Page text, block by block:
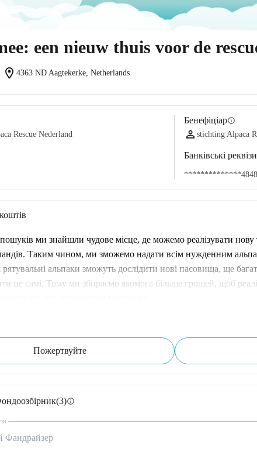
een nieuw thuis voor de
location_on 4363 ND Aagtekerke, Netherlands
Rescue Nederland
Бенефіціарinfo
stichting Alpaca
Банківські
**************4848
ми знайшли чудове місце, де можемо реалізувати
Таким чином, ми зможемо надати всім нужденним
альпаки зможуть дослідити нові пасовища, ще
це самі. Тому ми збираємо якомога більше грошей, щоб
Пожертвуйте
(3)info